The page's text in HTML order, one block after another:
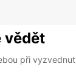
vědět
při